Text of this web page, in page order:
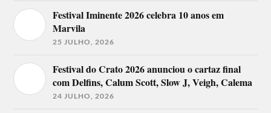
Festival Iminente 2026 celebra 10 anos em
Marvila
25 JULHO, 2026
Festival do Crato 2026 anunciou o cartaz final
com Delfins, Calum Scott, Slow J, Veigh, Calema
24 JULHO, 2026